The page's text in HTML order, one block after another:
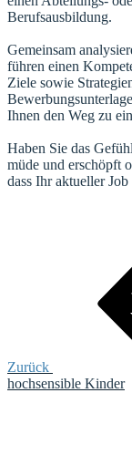
Berufsausbildung.
Gemeinsam
führen einen
Ziele sowie
Ihnen den Weg zu
Haben Sie das
müde und erschöpft
dass Ihr aktueller
Zurück
hochsensible Kinder